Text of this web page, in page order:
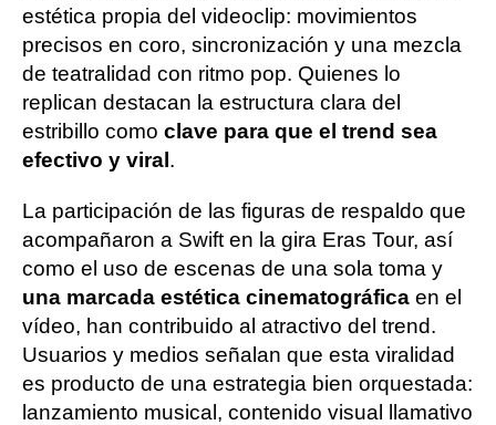
estética propia del videoclip: movimientos
precisos en coro, sincronización y una mezcla
de teatralidad con ritmo pop. Quienes lo
replican destacan la estructura clara del
estribillo como clave para que el trend sea
efectivo y viral .
La participación de las figuras de respaldo que
acompañaron a Swift en la gira Eras Tour, así
como el uso de escenas de una sola toma y
una marcada estética cinematográfica en el
vídeo, han contribuido al atractivo del trend.
Usuarios y medios señalan que esta viralidad
es producto de una estrategia bien orquestada:
lanzamiento musical, contenido visual llamativo